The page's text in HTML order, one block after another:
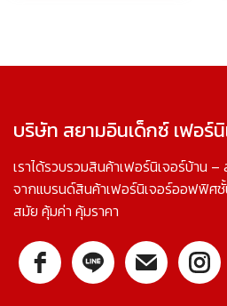
บริษัท สยามอินเด็กซ์ เฟอร์นิ
เราได้รวบรวมสินค้าเฟอร์นิเจอร์บ้าน
จากแบรนด์สินค้าเฟอร์นิเจอร์ออฟฟิ
สมัย คุ้มค่า คุ้มราคา